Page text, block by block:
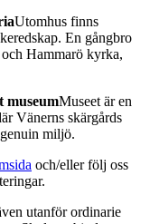
Utomhus finns
En gångbro
Hammarö kyrka,
museumMuseet är en
Vänerns skärgårds
miljö.
och/eller följ oss
utanför ordinarie